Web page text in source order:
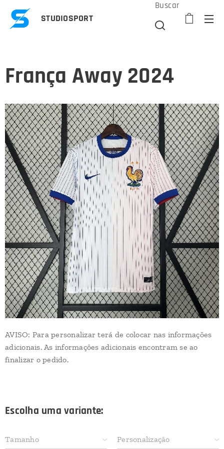
STUDIOSPORT
Buscar
França Away 2024
AVISO: Para personalizar terá de colocar nas informações
adicionais. As informações adicionais encontram se ao
finalizar o pedido.
Escolha uma variante:
Tamanho Personalização